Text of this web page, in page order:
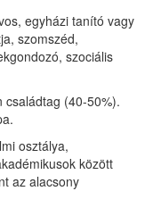
egyházi tanító vagy
szomszéd,
szociális
családtag (40-50%).
osztálya,
között
az alacsony